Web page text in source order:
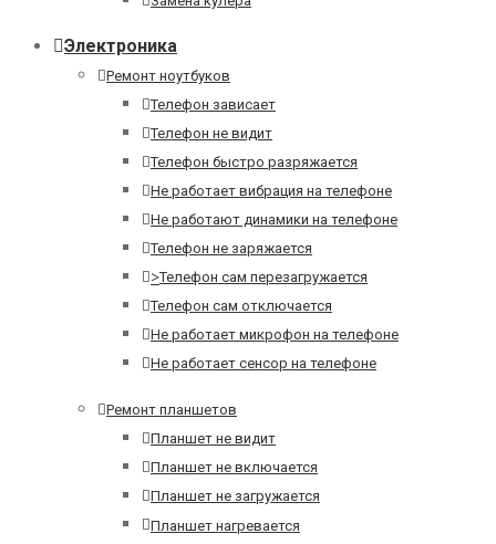
Электроника
Ремонт ноутбуков
Телефон зависает
Телефон не видит
Телефон быстро разряжается
Не работает вибрация на телефоне
Не работают динамики на телефоне
Телефон не заряжается
>Телефон сам перезагружается
Телефон сам отключается
Не работает микрофон на телефоне
Не работает сенсор на телефоне
Ремонт планшетов
Планшет не видит
Планшет не включается
Планшет не загружается
Планшет нагревается